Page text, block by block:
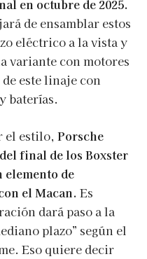
en octubre de 2025.
de ensamblar estos
eléctrico a la vista y
variante con motores
este linaje con
baterías.
el estilo, Porsche
final de los Boxster
elemento de
el Macan. Es
dará paso a la
plazo” según el
Eso quiere decir